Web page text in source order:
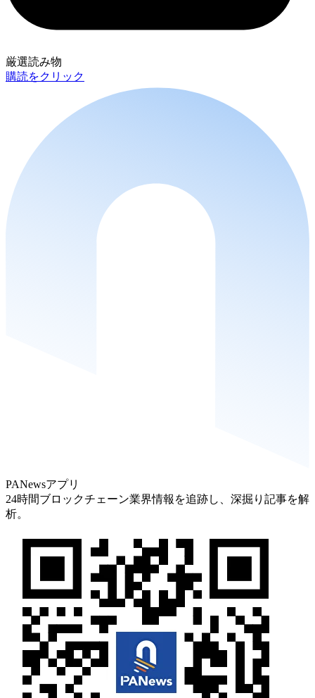
厳選読み物
購読をクリック
PANewsアプリ
24時間ブロックチェーン業界情報を追跡し、深掘り記事を解
析。